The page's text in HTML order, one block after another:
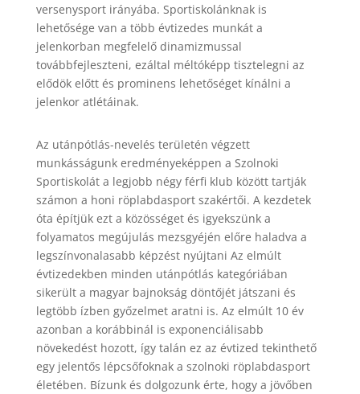
versenysport irányába. Sportiskolánknak is
lehetősége van a több évtizedes munkát a
jelenkorban megfelelő dinamizmussal
továbbfejleszteni, ezáltal méltóképp tisztelegni az
elődök előtt és prominens lehetőséget kínálni a
jelenkor atlétáinak.
Az utánpótlás-nevelés területén végzett
munkásságunk eredményeképpen a Szolnoki
Sportiskolát a legjobb négy férfi klub között tartják
számon a honi röplabdasport szakértői. A kezdetek
óta építjük ezt a közösséget és igyekszünk a
folyamatos megújulás mezsgyéjén előre haladva a
legszínvonalasabb képzést nyújtani Az elmúlt
évtizedekben minden utánpótlás kategóriában
sikerült a magyar bajnokság döntőjét játszani és
legtöbb ízben győzelmet aratni is. Az elmúlt 10 év
azonban a korábbinál is exponenciálisabb
növekedést hozott, így talán ez az évtized tekinthető
egy jelentős lépcsőfoknak a szolnoki röplabdasport
életében. Bízunk és dolgozunk érte, hogy a jövőben